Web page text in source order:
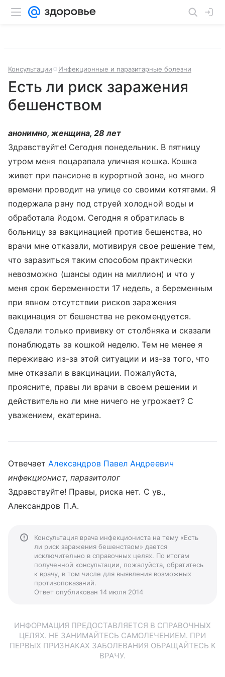
Консультации Инфекционные и паразитарные болезни
Есть ли риск заражения
бешенством
анонимно, женщина, 28 лет
Здравствуйте! Сегодня понедельник. В пятницу
утром меня поцарапала уличная кошка. Кошка
живет при пансионе в курортной зоне, но много
времени проводит на улице со своими котятами. Я
подержала рану под струей холодной воды и
обработала йодом. Сегодня я обратилась в
больницу за вакцинацией против бешенства, но
врачи мне отказали, мотивируя свое решение тем,
что заразиться таким способом практически
невозможно (шансы один на миллион) и что у
меня срок беременности 17 недель, а беременным
при явном отсутствии рисков заражения
вакцинация от бешенства не рекомендуется.
Сделали только прививку от столбняка и сказали
понаблюдать за кошкой неделю. Тем не менее я
переживаю из-за этой ситуации и из-за того, что
мне отказали в вакцинации. Пожалуйста,
проясните, правы ли врачи в своем решении и
действительно ли мне ничего не угрожает? С
уважением, екатерина.
ОтвечаетАлександров Павел Андреевич
инфекционист, паразитолог
Здравствуйте! Правы, риска нет. С ув.,
Александров П.А.
Консультация врача инфекциониста на тему «Есть
ли риск заражения бешенством» дается
исключительно в справочных целях. По итогам
полученной консультации, пожалуйста, обратитесь
к врачу, в том числе для выявления возможных
противопоказаний.
Ответ опубликован 14 июля 2014
ИНФОРМАЦИЯ ПРЕДОСТАВЛЯЕТСЯ В СПРАВОЧНЫХ
ЦЕЛЯХ. НЕ ЗАНИМАЙТЕСЬ САМОЛЕЧЕНИЕМ. ПРИ
ПЕРВЫХ ПРИЗНАКАХ ЗАБОЛЕВАНИЯ ОБРАЩАЙТЕСЬ К
ВРАЧУ.